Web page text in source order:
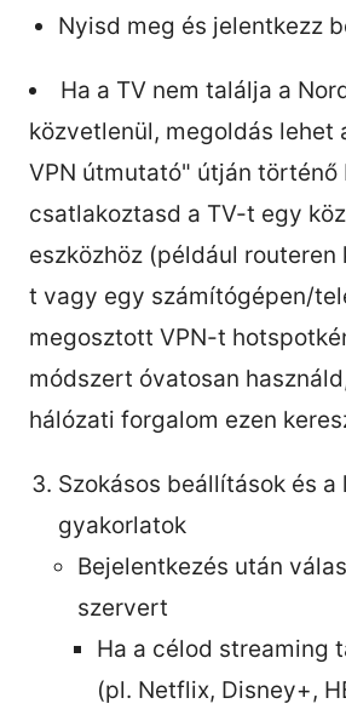
Nyisd meg és jelentkezz
Ha a TV nem találja a
közvetlenül, megoldás lehet
VPN útmutató" útján történő
csatlakoztasd a TV-t egy
eszközhöz (például routeren
t vagy egy számítógépen/
megosztott VPN-t
módszert óvatosan
hálózati forgalom ezen
Szokásos beállítások és a
gyakorlatok
Bejelentkezés után
szervert
Ha a célod streaming
(pl. Netflix, Disney+,